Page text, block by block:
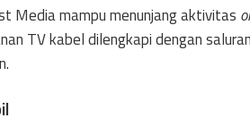
Media mampu menunjang aktivitas
TV kabel dilengkapi dengan